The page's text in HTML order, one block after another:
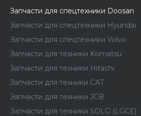
Запчасти для спецтехники Doosan
Запчасти для спецтехники Hyundai
Запчасти для спецтехники Volvo
Запчасти для техники Komatsu
Запчасти для техники Hitachi
Запчасти для техники CAT
Запчасти для техники JCB
Запчасти для техники SDLG (LGCE)